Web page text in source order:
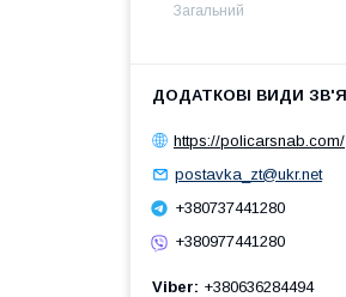
Загальний
https://policarsnab.com/
postavka_zt@ukr.net
+380737441280
+380977441280
Viber +380636284494